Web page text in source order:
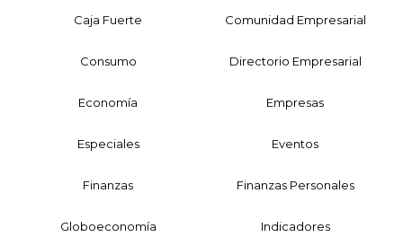
Caja Fuerte Comunidad Empresarial
Consumo Directorio Empresarial
Economía Empresas
Especiales Eventos
Finanzas Finanzas Personales
Globoeconomía Indicadores